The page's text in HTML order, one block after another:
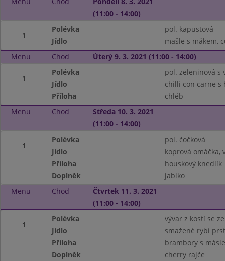
(11:00 - 14:00)
1
Polévka
pol. kapustová
Jídlo
mašle s mákem,
Menu
Chod Úterý 9. 3. 2021 (11:00 - 14:00)
1
Polévka
pol. zeleninová s
Jídlo
chilli con carne s
Příloha
chléb
Menu
Chod
Středa 10. 3. 2021
(11:00 - 14:00)
1
Polévka
pol. čočková
Jídlo
koprová omáčka,
Příloha
houskový knedlík
Doplněk
jablko
Menu
Chod
Čtvrtek 11. 3. 2021
(11:00 - 14:00)
1
Polévka
vývar z kostí se
Jídlo
smažené rybí
Příloha
brambory s
Doplněk
cherry rajče